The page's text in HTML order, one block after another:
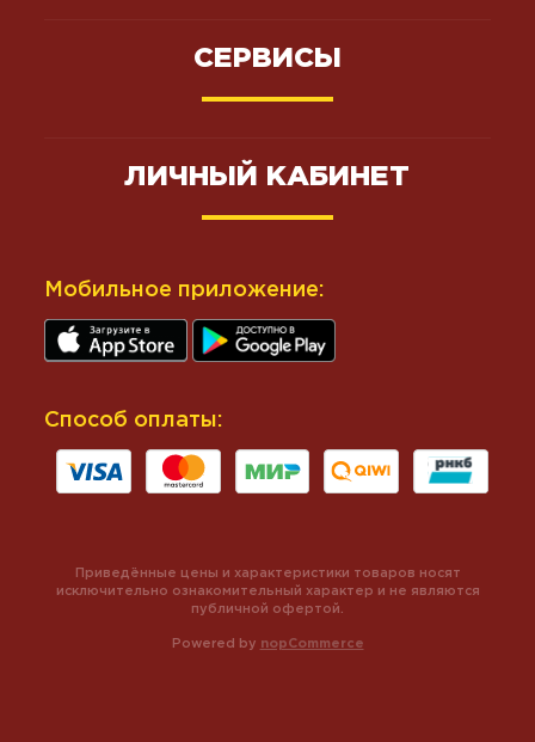
СЕРВИСЫ
ЛИЧНЫЙ КАБИНЕТ
Мобильное приложение:
Способ оплаты:
Powered by nopCommerce
Приведённые цены и характеристики товаров носят
исключительно ознакомительный характер и не являются
публичной офертой.